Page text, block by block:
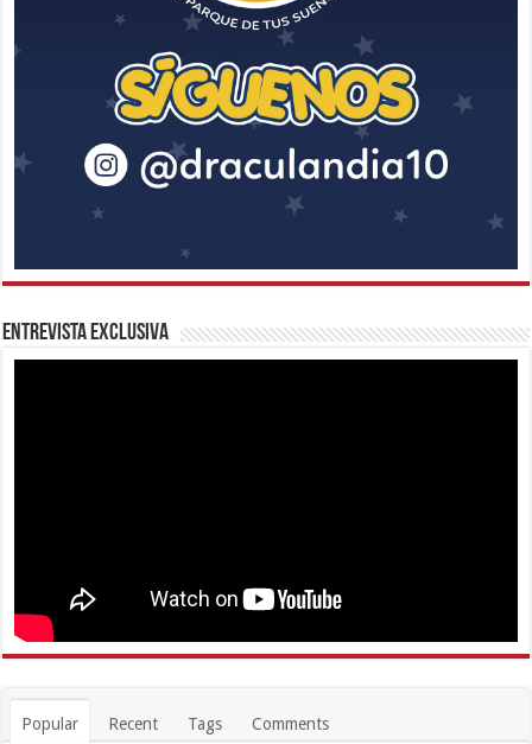
Entrevista Exclusiva
Popular Recent Tags Comments